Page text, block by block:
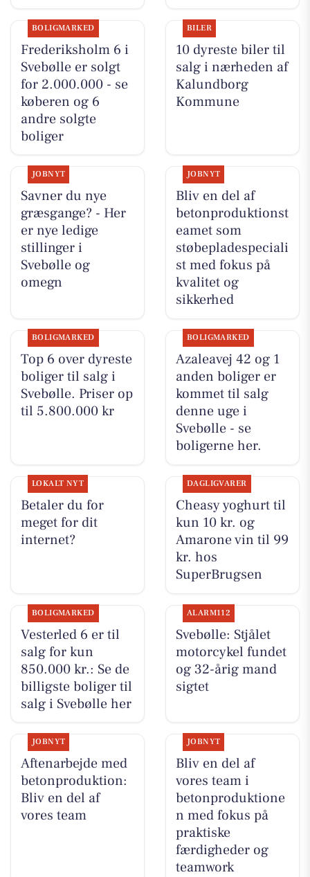
BOLIGMARKED
Frederiksholm 6 i
Svebølle er solgt
for 2.000.000 - se
køberen og 6
andre solgte
boliger
BILER
10 dyreste biler til
salg i nærheden af
Kalundborg
Kommune
JOBNYT
Savner du nye
græsgange? - Her
er nye ledige
stillinger i
Svebølle og
omegn
JOBNYT
Bliv en del af
betonproduktionst
eamet som
støbepladespeciali
st med fokus på
kvalitet og
sikkerhed
BOLIGMARKED
Top 6 over dyreste
boliger til salg i
Svebølle. Priser op
til 5.800.000 kr
BOLIGMARKED
Azaleavej 42 og 1
anden boliger er
kommet til salg
denne uge i
Svebølle - se
boligerne her.
LOKALT NYT
Betaler du for
meget for dit
internet?
DAGLIGVARER
Cheasy yoghurt til
kun 10 kr. og
Amarone vin til 99
kr. hos
SuperBrugsen
BOLIGMARKED
Vesterled 6 er til
salg for kun
850.000 kr.: Se de
billigste boliger til
salg i Svebølle her
ALARM112
Svebølle: Stjålet
motorcykel fundet
og 32-årig mand
sigtet
JOBNYT
Aftenarbejde med
betonproduktion:
Bliv en del af
vores team
JOBNYT
Bliv en del af
vores team i
betonproduktione
n med fokus på
praktiske
færdigheder og
teamwork